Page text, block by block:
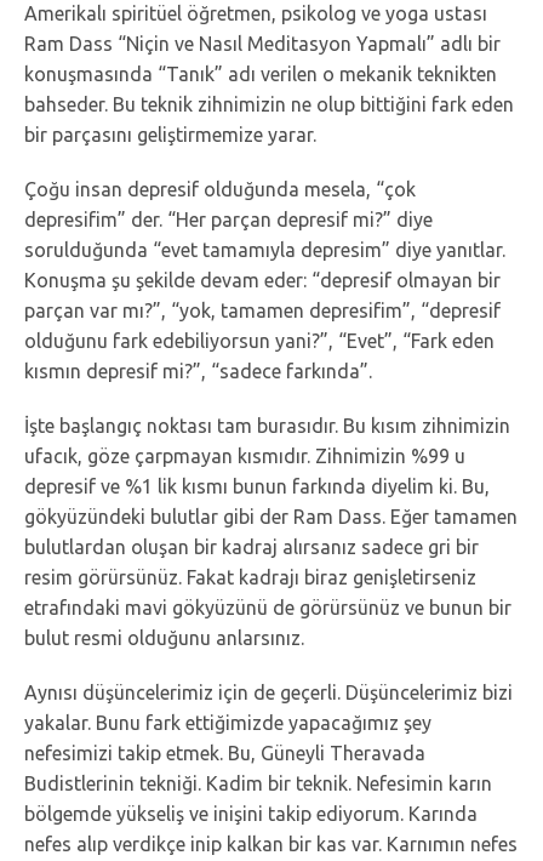
Amerikalı spiritüel öğretmen, psikolog ve yoga ustası
Ram Dass “Niçin ve Nasıl Meditasyon Yapmalı” adlı bir
konuşmasında “Tanık” adı verilen o mekanik teknikten
bahseder. Bu teknik zihnimizin ne olup bittiğini fark eden
bir parçasını geliştirmemize yarar.
Çoğu insan depresif olduğunda mesela, “çok
depresifim” der. “Her parçan depresif mi?” diye
sorulduğunda “evet tamamıyla depresim” diye yanıtlar.
Konuşma şu şekilde devam eder: “depresif olmayan bir
parçan var mı?”, “yok, tamamen depresifim”, “depresif
olduğunu fark edebiliyorsun yani?”, “Evet”, “Fark eden
kısmın depresif mi?”, “sadece farkında”.
İşte başlangıç noktası tam burasıdır. Bu kısım zihnimizin
ufacık, göze çarpmayan kısmıdır. Zihnimizin %99 u
depresif ve %1 lik kısmı bunun farkında diyelim ki. Bu,
gökyüzündeki bulutlar gibi der Ram Dass. Eğer tamamen
bulutlardan oluşan bir kadraj alırsanız sadece gri bir
resim görürsünüz. Fakat kadrajı biraz genişletirseniz
etrafındaki mavi gökyüzünü de görürsünüz ve bunun bir
bulut resmi olduğunu anlarsınız.
Aynısı düşüncelerimiz için de geçerli. Düşüncelerimiz bizi
yakalar. Bunu fark ettiğimizde yapacağımız şey
nefesimizi takip etmek. Bu, Güneyli Theravada
Budistlerinin tekniği. Kadim bir teknik. Nefesimin karın
bölgemde yükseliş ve inişini takip ediyorum. Karında
nefes alıp verdikçe inip kalkan bir kas var. Karnımın nefes